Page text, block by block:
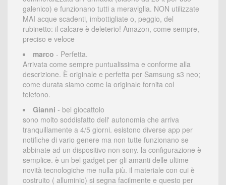
galenico) e funzionano tutti a meraviglia. NON utilizzate
MAI acque scadenti, imbottigliate o, peggio, del
rubinetto: il calcare è deleterio! Amazon, come sempre,
preciso e veloce
marco - Perfetta.
Arrivata come sempre puntualissima e conforme alla
descrizione. È originale e perfetta per Samsung s3 neo;
come durata siamo come la originale fornita col
telefono.
Gianni - bel giocattolo
sono molto soddisfatto dell' autonomia che arriva
tranquillamente a 4/5 giorni. esistono diverse app per
notifiche di vario genere ma non tutte funzionano se
abbinate ad un dispositivo non sony. la configurazione è
semplice. è un bel gadget per gli amanti delle ultime
novità tecnologiche me nulla più. il materiale con cui è
costruito ( alluminio) si segna facilmente e questo per